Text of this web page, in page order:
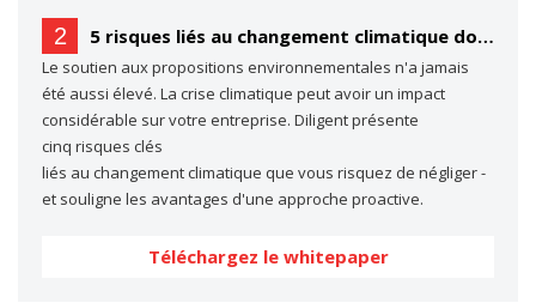
2 5 risques liés au changement climatique dont vous ne parlez probablement pas… (mais dont vous devriez parler)
Le soutien aux propositions environnementales n'a jamais
été aussi élevé. La crise climatique peut avoir un impact
considérable sur votre entreprise. Diligent présente
cinq risques clés
liés au changement climatique que vous risquez de négliger -
et souligne les avantages d'une approche proactive.
Téléchargez le whitepaper